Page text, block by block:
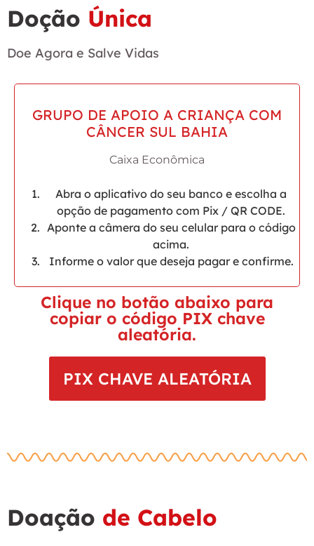
Doção Única
Doe Agora e Salve Vidas
GRUPO DE APOIO A CRIANÇA COM
CÂNCER SUL BAHIA
Caixa Econômica
Abra o aplicativo do seu banco e escolha a
opção de pagamento com Pix / QR CODE.
Aponte a câmera do seu celular para o código
acima.
Informe o valor que deseja pagar e confirme.
Clique no botão abaixo para
copiar o código PIX chave
aleatória.
PIX CHAVE ALEATÓRIA
Doação de Cabelo